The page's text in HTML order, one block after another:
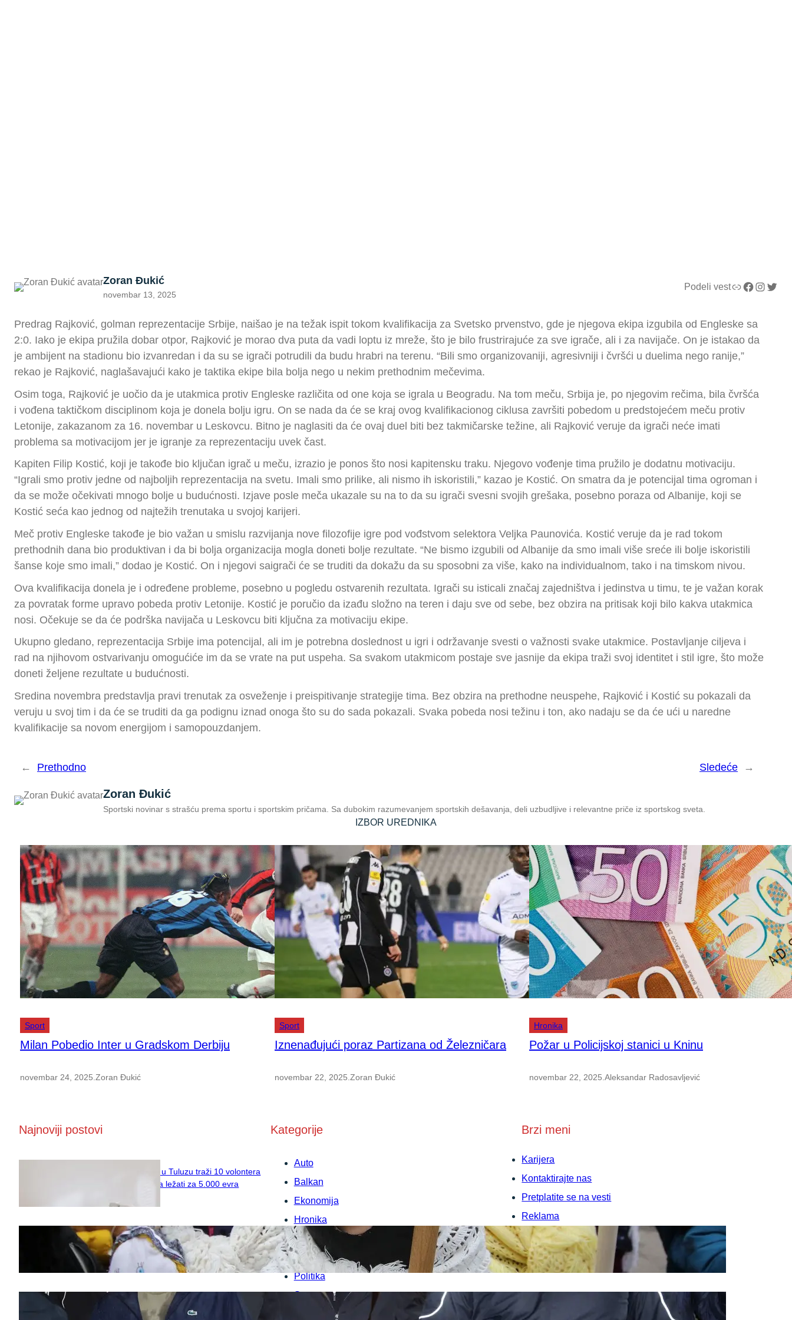
Zoran Đukić
novembar 13, 2025
Podeli vestLink Facebook InstagramTwitter
Predrag Rajković, golman reprezentacije Srbije, naišao je na težak ispit tokom kvalifikacija za Svetsko prvenstvo, gde je njegova ekipa izgubila od Engleske sa
2:0. Iako je ekipa pružila dobar otpor, Rajković je morao dva puta da vadi loptu iz mreže, što je bilo frustrirajuće za sve igrače, ali i za navijače. On je istakao da
je ambijent na stadionu bio izvanredan i da su se igrači potrudili da budu hrabri na terenu. “Bili smo organizovaniji, agresivniji i čvršći u duelima nego ranije,”
rekao je Rajković, naglašavajući kako je taktika ekipe bila bolja nego u nekim prethodnim mečevima.
Osim toga, Rajković je uočio da je utakmica protiv Engleske različita od one koja se igrala u Beogradu. Na tom meču, Srbija je, po njegovim rečima, bila čvršća
i vođena taktičkom disciplinom koja je donela bolju igru. On se nada da će se kraj ovog kvalifikacionog ciklusa završiti pobedom u predstojećem meču protiv
Letonije, zakazanom za 16. novembar u Leskovcu. Bitno je naglasiti da će ovaj duel biti bez takmičarske težine, ali Rajković veruje da igrači neće imati
problema sa motivacijom jer je igranje za reprezentaciju uvek čast.
Kapiten Filip Kostić, koji je takođe bio ključan igrač u meču, izrazio je ponos što nosi kapitensku traku. Njegovo vođenje tima pružilo je dodatnu motivaciju.
“Igrali smo protiv jedne od najboljih reprezentacija na svetu. Imali smo prilike, ali nismo ih iskoristili,” kazao je Kostić. On smatra da je potencijal tima ogroman i
da se može očekivati mnogo bolje u budućnosti. Izjave posle meča ukazale su na to da su igrači svesni svojih grešaka, posebno poraza od Albanije, koji se
Kostić seća kao jednog od najtežih trenutaka u svojoj karijeri.
Meč protiv Engleske takođe je bio važan u smislu razvijanja nove filozofije igre pod vođstvom selektora Veljka Paunovića. Kostić veruje da je rad tokom
prethodnih dana bio produktivan i da bi bolja organizacija mogla doneti bolje rezultate. “Ne bismo izgubili od Albanije da smo imali više sreće ili bolje iskoristili
šanse koje smo imali,” dodao je Kostić. On i njegovi saigrači će se truditi da dokažu da su sposobni za više, kako na individualnom, tako i na timskom nivou.
Ova kvalifikacija donela je i određene probleme, posebno u pogledu ostvarenih rezultata. Igrači su isticali značaj zajedništva i jedinstva u timu, te je važan korak
za povratak forme upravo pobeda protiv Letonije. Kostić je poručio da izađu složno na teren i daju sve od sebe, bez obzira na pritisak koji bilo kakva utakmica
nosi. Očekuje se da će podrška navijača u Leskovcu biti ključna za motivaciju ekipe.
Ukupno gledano, reprezentacija Srbije ima potencijal, ali im je potrebna doslednost u igri i održavanje svesti o važnosti svake utakmice. Postavljanje ciljeva i
rad na njihovom ostvarivanju omogućiće im da se vrate na put uspeha. Sa svakom utakmicom postaje sve jasnije da ekipa traži svoj identitet i stil igre, što može
doneti željene rezultate u budućnosti.
Sredina novembra predstavlja pravi trenutak za osveženje i preispitivanje strategije tima. Bez obzira na prethodne neuspehe, Rajković i Kostić su pokazali da
veruju u svoj tim i da će se truditi da ga podignu iznad onoga što su do sada pokazali. Svaka pobeda nosi težinu i ton, ako nadaju se da će ući u naredne
kvalifikacije sa novom energijom i samopouzdanjem.
← Prethodno Sledeće →
Zoran Đukić
Sportski novinar s strašću prema sportu i sportskim pričama. Sa dubokim razumevanjem sportskih dešavanja, deli uzbudljive i relevantne priče iz sportskog sveta.
IZBOR UREDNIKA
Sport
Milan Pobedio Inter u Gradskom Derbiju
novembar 24, 2025 Zoran Đukić
Sport
Iznenađujući poraz Partizana od Železničara
novembar 22, 2025 Zoran Đukić
Hronika
Požar u Policijskoj stanici u Kninu
novembar 22, 2025 Aleksandar Radosavljević
Najnoviji postovi
Naučni institut u Tuluzu traži 10 volontera
koji će 10 dana ležati za 5.000 evra
Saveti za Zdrav Božićni Post 2025
novembar 28, 2025
Doček legende Željka Obradovića
Kategorije
Auto
Balkan
Ekonomija
Hronika
Kultura
Medicina
Politika
Sport
Brzi meni
Karijera
Kontaktirajte nas
Pretplatite se na vesti
Reklama
Urednička politika
Pravila korišćenja